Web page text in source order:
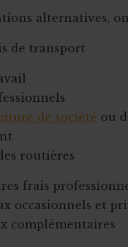
alternatives,
de transport
de société ou
routières
frais
occasionnels et
complémentaires